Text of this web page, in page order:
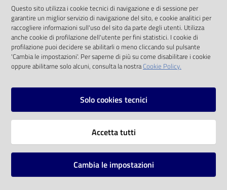
Eventi
Chiedi al
bibliotecario
solo alle condizioni previste dalla direttiva
comunitaria 2003/98/CE e dal d.lgs. 36/2006
SOCIAL
Instagram
Vai alla pagina
Mappa del sito
Questo sito utilizza i cookie tecnici di navigazione e di sessione per
garantire un miglior servizio di navigazione del sito, e cookie analitici per
raccogliere informazioni sull'uso del sito da parte degli utenti. Utilizza
anche cookie di profilazione dell'utente per fini statistici. I cookie di
profilazione puoi decidere se abilitarli o meno cliccando sul pulsante
'Cambia le impostazioni'. Per saperne di più su come disabilitare i cookie
oppure abilitarne solo alcuni, consulta la nostraCookie Policy.
Solo cookies tecnici
Accetta tutti
Cambia le impostazioni